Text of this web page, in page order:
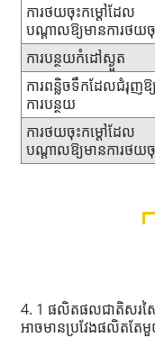
ការថយចុះកម្តៅដែល
បណ្តាលឱ្យមានការថយ
ការបន្ថយកំដៅស្ងួត
ការពន្លិចទឹកដែលជំរុញឱ្
ការបន្ថយ
ការថយចុះកម្តៅដែល
បណ្តាលឱ្យមានការថយ
4. 1 ផលិតផលជាតិសរស
អាចមានប្រវែងផលិតតែ